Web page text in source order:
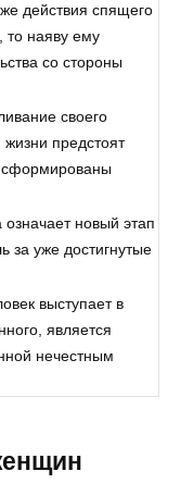
действия спящего
то наяву ему
со стороны
своего
предстоят
сформированы
новый этап
за уже достигнутые
выступает в
является
нечестным